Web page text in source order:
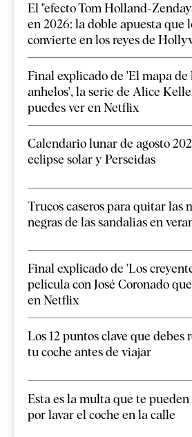
El "efecto Tom Holland-
en 2026: la doble apuesta que
convierte en los reyes de
Final explicado de 'El mapa de
anhelos', la serie de Alice
puedes ver en Netflix
Calendario lunar de agosto
eclipse solar y Perseidas
Trucos caseros para quitar las
negras de las sandalias en
Final explicado de 'Los
película con José Coronado
en Netflix
Los 12 puntos clave que debes
tu coche antes de viajar
Esta es la multa que te
por lavar el coche en la calle